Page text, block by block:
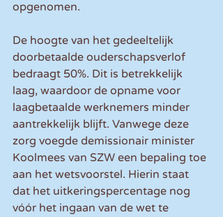
opgenomen.
De hoogte van het gedeeltelijk
doorbetaalde ouderschapsverlof
bedraagt 50%. Dit is betrekkelijk
laag, waardoor de opname voor
laagbetaalde werknemers minder
aantrekkelijk blijft. Vanwege deze
zorg voegde demissionair minister
Koolmees van SZW een bepaling toe
aan het wetsvoorstel. Hierin staat
dat het uitkeringspercentage nog
vóór het ingaan van de wet te